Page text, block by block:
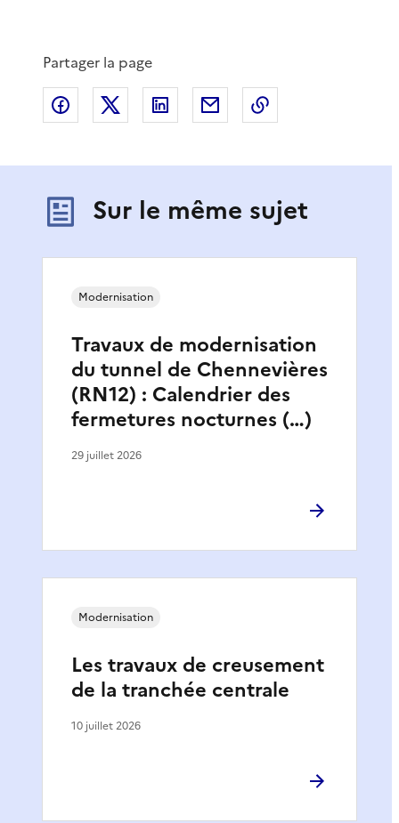
Partager la page
Partager sur Facebook
Partager sur XPartager sur LinkedIn
Partager par email
Sur le même sujet
Travaux de modernisation
du tunnel de Chennevières
(RN12) : Calendrier des
fermetures nocturnes (…)
Modernisation
29 juillet 2026
Les travaux de creusement
de la tranchée centrale
Modernisation
10 juillet 2026